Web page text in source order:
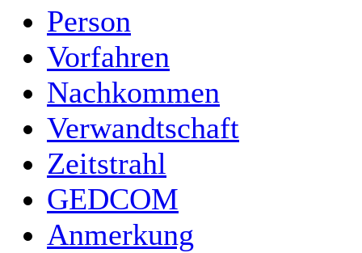
Person
Vorfahren
Nachkommen
Verwandtschaft
Zeitstrahl
GEDCOM
Anmerkung